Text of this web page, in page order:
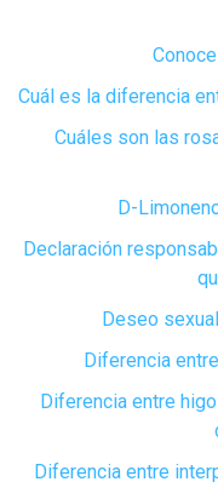
Cuál es la diferencia
Cuáles son las
D-
Declaración
Deseo
Diferencia
Diferencia entre
Diferencia entre